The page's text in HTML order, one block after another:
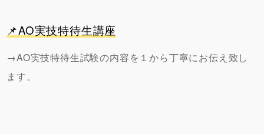
📌AO実技特待生講座
→AO実技特待生試験の内容を１から丁寧にお伝え致し
ます。